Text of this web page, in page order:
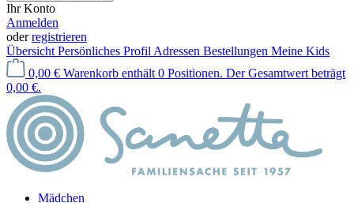
Ihr Konto
Anmelden
oderregistrieren
Übersicht Persönliches Profil Adressen Bestellungen Meine Kids
0,00 € Warenkorb enthält 0 Positionen. Der Gesamtwert beträgt
0,00 €.
Mädchen